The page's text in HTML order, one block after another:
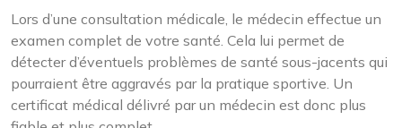
Lors d’une consultation médicale, le médecin effectue un
examen complet de votre santé. Cela lui permet de
détecter d’éventuels problèmes de santé sous-jacents qui
pourraient être aggravés par la pratique sportive. Un
certificat médical délivré par un médecin est donc plus